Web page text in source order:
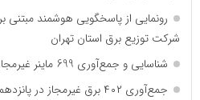
شرکت توزیع برق استان تهران
شناسایی و جمع‌آوری 699 ماینر غیرمجاز در استان تهران
جمع‌آوری ۴۰۲ برق غیرمجاز